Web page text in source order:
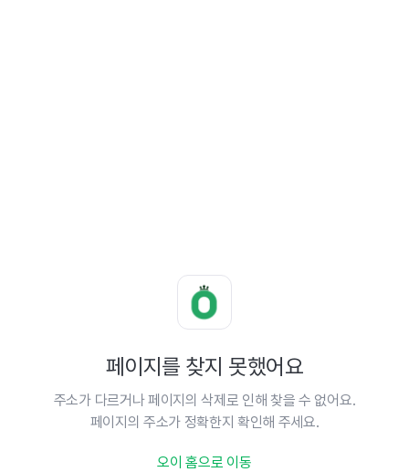
페이지를 찾지 못했어요
주소가 다르거나 페이지의 삭제로 인해 찾을 수 없어요.
페이지의 주소가 정확한지 확인해 주세요.
오이 홈으로 이동